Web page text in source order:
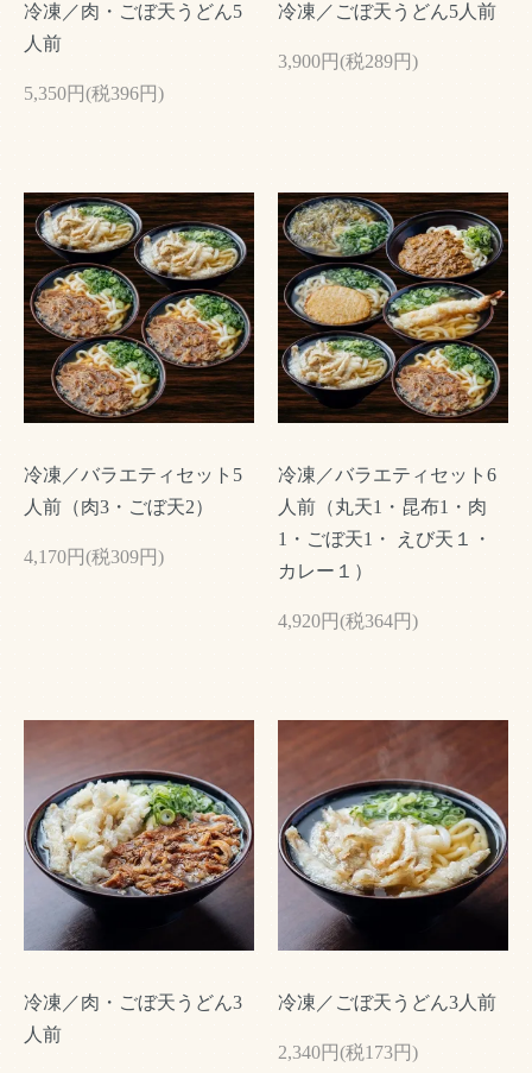
冷凍／肉・ごぼ天うどん5
人前
5,350円(税396円)
冷凍／ごぼ天うどん5人前
3,900円(税289円)
冷凍／バラエティセット5
人前（肉3・ごぼ天2）
4,170円(税309円)
冷凍／バラエティセット6
人前（丸天1・昆布1・肉
1・ごぼ天1・ えび天１・
カレー１）
4,920円(税364円)
冷凍／肉・ごぼ天うどん3
人前
冷凍／ごぼ天うどん3人前
2,340円(税173円)